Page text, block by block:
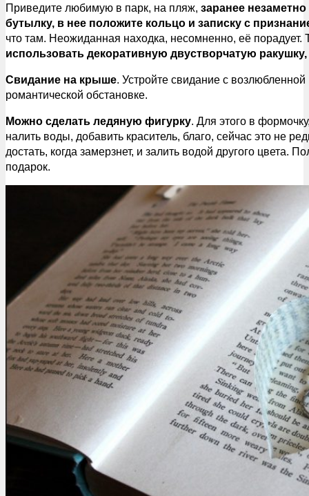
Приведите любимую в парк, на пляж, заранее
бутылку, в нее положите кольцо и записку с
что там. Неожиданная находка, несомненно, её порадует.
использовать декоративную двустворчатую
Свидание на крыше. Устройте свидание с
романтической обстановке.
Можно сделать ледяную фигурку. Для этого в
налить воды, добавить краситель, благо, сейчас это не
достать, когда замерзнет, и залить водой другого цвета.
подарок.